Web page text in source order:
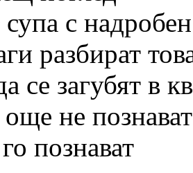
с
разбират
се загубят в
не
познават